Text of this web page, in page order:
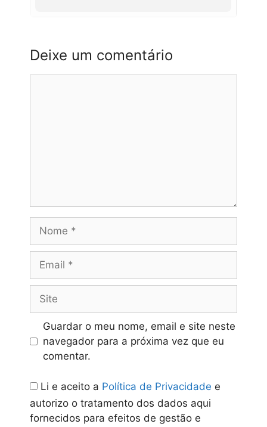
Deixe um comentário
Nome
Email
Site
Guardar o meu nome, email e site neste
navegador para a próxima vez que eu
comentar.
Li e aceito a Política de Privacidade e
autorizo o tratamento dos dados aqui
fornecidos para efeitos de gestão e